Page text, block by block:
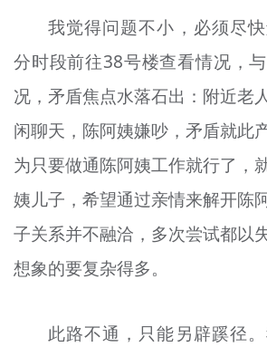
我觉得问题不小，必须尽
分时段前往38号楼查看情况，
况，矛盾焦点水落石出：附近老
闲聊天，陈阿姨嫌吵，矛盾就此
为只要做通陈阿姨工作就行了，
姨儿子，希望通过亲情来解开陈
子关系并不融洽，多次尝试都以
想象的要复杂得多。
此路不通，只能另辟蹊径